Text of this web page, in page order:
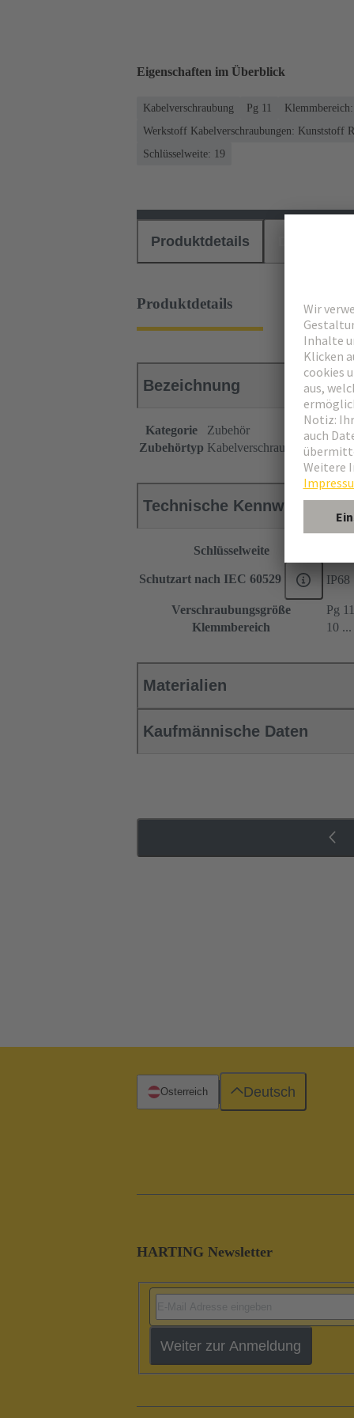
Eigenschaften im Überblick
Kabelverschraubung Pg 11
Werkstoff Kabelverschraubungen: Kunststoff
Schlüsselweite: 19
Produktdetails
Produktdetails
Bezeichnung
Kategorie
Zubehör
Zubehörtyp Kabelverschraubung
Technische Kennwerte
Schlüsselweite
Schutzart nach IEC 60529 IP68
Verschraubungsgröße
Pg 11
Klemmbereich
10
Materialien
Kaufmännische Daten
HARTING Newsletter
Weiter zur Anmeldung
Österreich Deutsch